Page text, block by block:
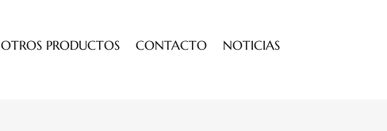
OTROS PRODUCTOS CONTACTO NOTICIAS